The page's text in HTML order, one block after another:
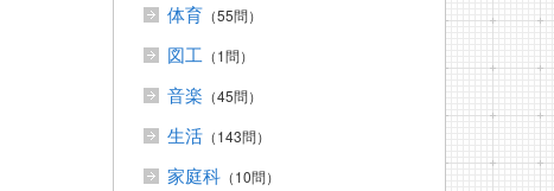
体育 （55問）
図工 （1問）
音楽 （45問）
生活 （143問）
家庭科 （10問）